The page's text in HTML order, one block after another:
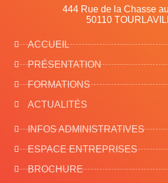
444 Rue de la Chasse
50110
ACCUEIL
PRÉSENTATION
FORMATIONS
ACTUALITÉS
INFOS ADMINISTRATIVES
ESPACE ENTREPRISES
BROCHURE